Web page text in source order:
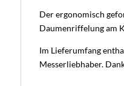
Der ergonomisch
Daumenriffelung am
Im Lieferumfang
Messerliebhaber.